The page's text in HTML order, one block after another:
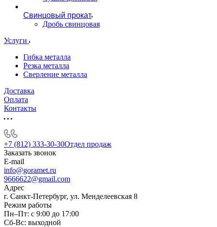
Свинцовый прокат
Дробь свинцовая
Услуги
Гибка металла
Резка металла
Сверление металла
Доставка
Оплата
Контакты
+7 (812) 333-30-30Отдел продаж
Заказать звонок
E-mail
info@goramet.ru
9666622@gmail.com
Адрес
г. Санкт-Петербург, ул. Менделеевская 8
Режим работы
Пн–Пт: с 9:00 до 17:00
Сб-Вс: выходной